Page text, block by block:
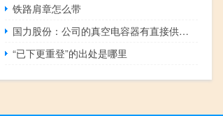
铁路肩章怎么带
国力股份：公司的真空电容器有直接供应给半导体设备厂
“已下更重登”的出处是哪里